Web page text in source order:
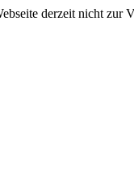
derzeit nicht zur